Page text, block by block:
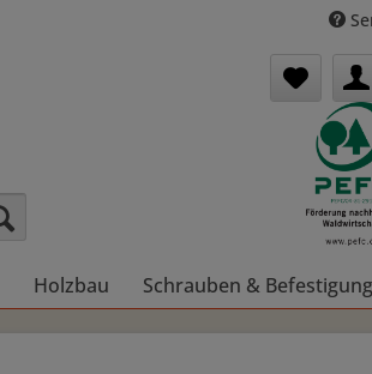
Holzbau Schrauben & Befestigung